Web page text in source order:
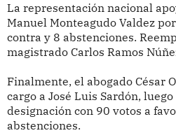
La representación nacional
Manuel Monteagudo Valdez
contra y 8 abstenciones.
magistrado Carlos Ramos
Finalmente, el abogado César
cargo a José Luis Sardón,
designación con 90 votos a
abstenciones.